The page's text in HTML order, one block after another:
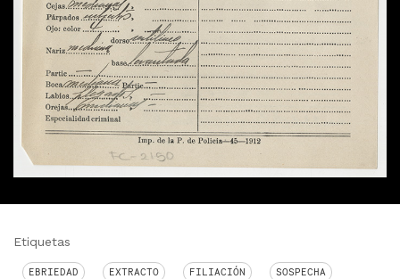
Etiquetas
EBRIEDAD EXTRACTO FILIACIÓN SOSPECHA